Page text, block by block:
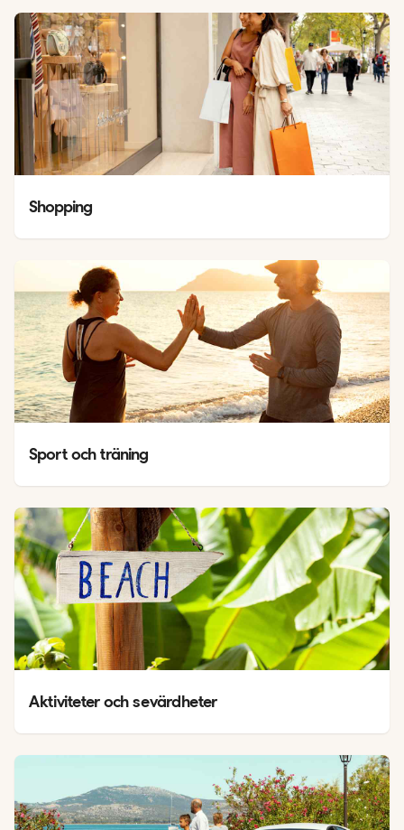
Shopping
Sport och träning
Aktiviteter och sevärdheter